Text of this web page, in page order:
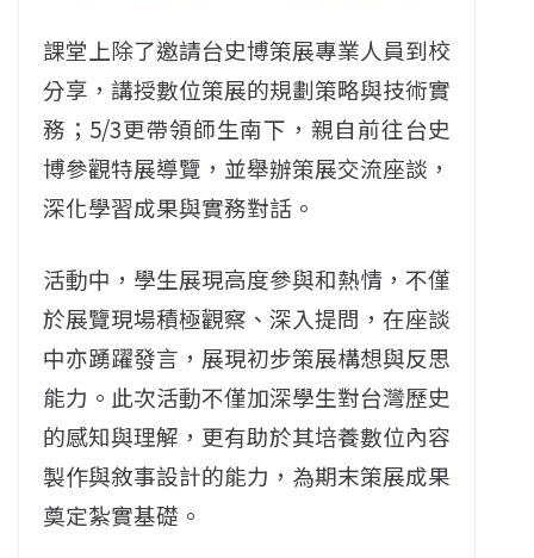
課堂上除了邀請台史博策展專業人員到校
分享，講授數位策展的規劃策略與技術實
務；5/3更帶領師生南下，親自前往台史
博參觀特展導覽，並舉辦策展交流座談，
深化學習成果與實務對話。
活動中，學生展現高度參與和熱情，不僅
於展覽現場積極觀察、深入提問，在座談
中亦踴躍發言，展現初步策展構想與反思
能力。此次活動不僅加深學生對台灣歷史
的感知與理解，更有助於其培養數位內容
製作與敘事設計的能力，為期末策展成果
奠定紮實基礎。